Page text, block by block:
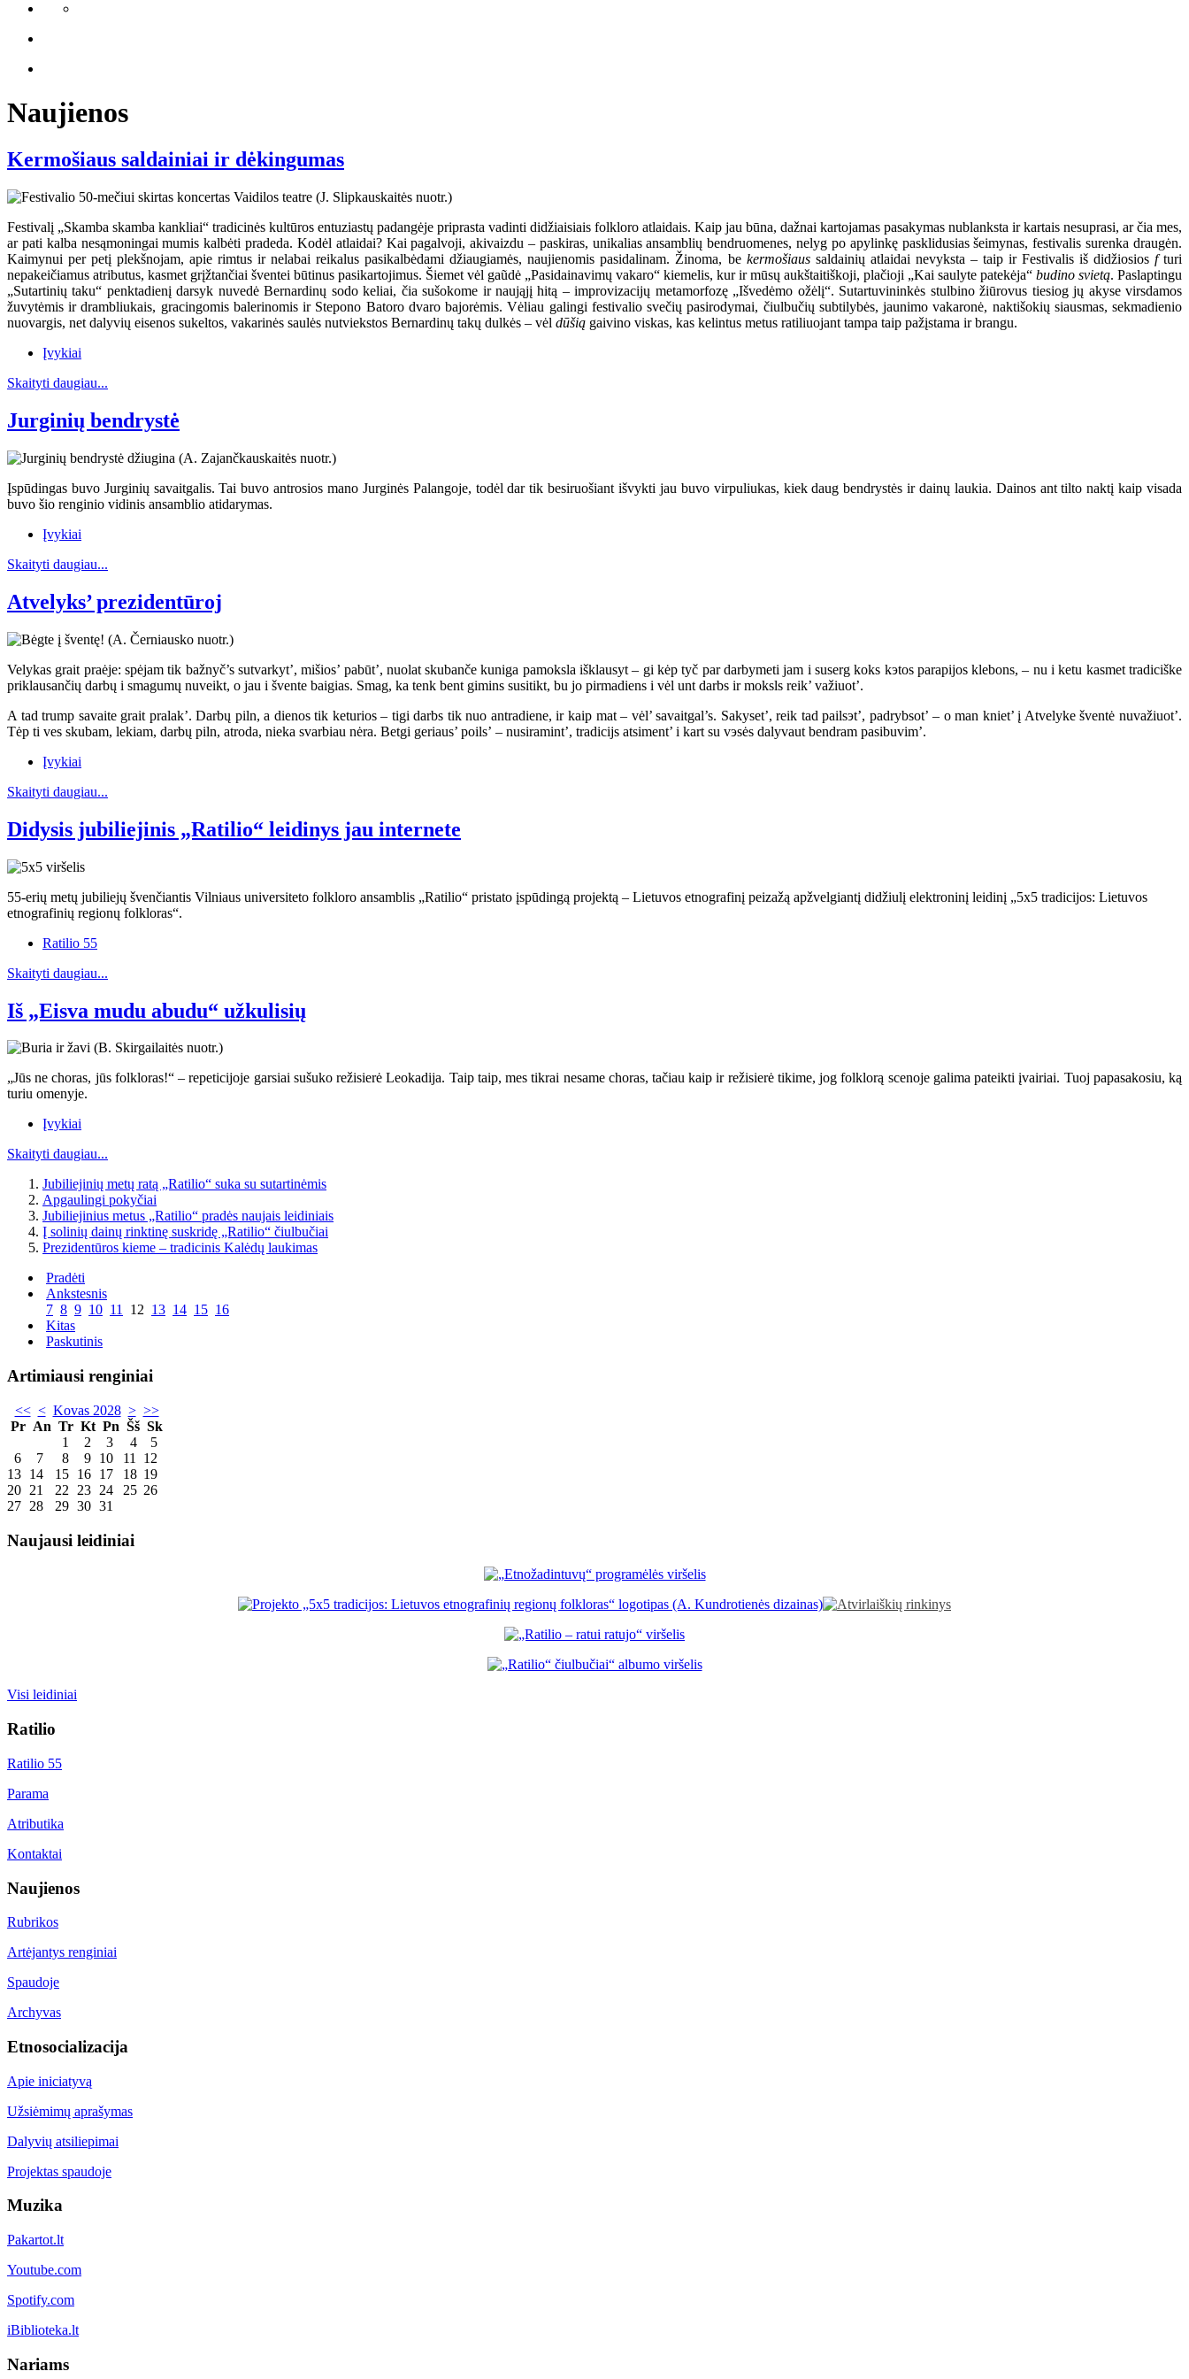
Naujienos
Kermošiaus saldainiai ir dėkingumas
Festivalį „Skamba skamba kankliai“ tradicinės kultūros entuziastų padangėje priprasta vadinti didžiaisiais folkloro atlaidais. Kaip jau būna, dažnai kartojamas pasakymas nublanksta ir kartais nesuprasi, ar čia mes,
ar pati kalba nesąmoningai mumis kalbėti pradeda. Kodėl atlaidai? Kai pagalvoji, akivaizdu – paskiras, unikalias ansamblių bendruomenes, nelyg po apylinkę pasklidusias šeimynas, festivalis surenka draugėn.
Kaimynui per petį plekšnojam, apie rimtus ir nelabai reikalus pasikalbėdami džiaugiamės, naujienomis pasidalinam. Žinoma, be kermošiaussaldainių atlaidai nevyksta – taip ir Festivalis iš didžiosios fturi
nepakeičiamus atributus, kasmet grįžtančiai šventei būtinus pasikartojimus. Šiemet vėl gaũdė „Pasidainavimų vakaro“ kiemelis, kur ir mūsų aukštaitiškoji, plačioji „Kai saulyte patekėja“ budino svietą. Paslaptingu
„Sutartinių taku“ penktadienį darsyk nuvedė Bernardinų sodo keliai, čia sušokome ir naująjį hitą – improvizacijų metamorfozę „Išvedėmo ožėlį“. Sutartuvininkės stulbino žiūrovus tiesiog jų akyse virsdamos
žuvytėmis ir drambliukais, gracingomis balerinomis ir Stepono Batoro dvaro bajorėmis. Vėliau galingi festivalio svečių pasirodymai, čiulbučių subtilybės, jaunimo vakaronė, naktišokių siausmas, sekmadienio
nuovargis, net dalyvių eisenos sukeltos, vakarinės saulės nutviekstos Bernardinų takų dulkės – vėl dūšią gaivino viskas, kas kelintus metus ratiliuojant tampa taip pažįstama ir brangu.
Įvykiai
Skaityti daugiau...
Jurginių bendrystė
Įspūdingas buvo Jurginių savaitgalis. Tai buvo antrosios mano Jurginės Palangoje, todėl dar tik besiruošiant išvykti jau buvo virpuliukas, kiek daug bendrystės ir dainų laukia. Dainos ant tilto naktį kaip visada
buvo šio renginio vidinis ansamblio atidarymas.
Įvykiai
Skaityti daugiau...
Atvelyks’ prezidentūroj
Velykas grait praėje: spėjam tik bažnyč’s sutvarkyt’, mišios’ pabūt’, nuolat skubanče kuniga pamoksla išklausyt – gi kėp tyč par darbymeti jam i suserg koks kэtos parapijos klebons, – nu i ketu kasmet tradiciške
priklausančių darbų i smagumų nuveikt, o jau i švente baigias. Smag, ka tenk bent gimins susitikt, bu jo pirmadiens i vėl unt darbs ir moksls reik’ važiuot’.
A tad trump savaite grait pralak’. Darbų piln, a dienos tik keturios – tigi darbs tik nuo antradiene, ir kaip mat – vėl’ savaitgal’s. Sakyset’, reik tad pailsэt’, padrybsot’ – o man kniet’ į Atvelyke šventė nuvažiuot’.
Tėp ti ves skubam, lekiam, darbų piln, atroda, nieka svarbiau nėra. Betgi geriaus’ poils’ – nusiramint’, tradicijs atsiment’ i kart su vэsės dalyvaut bendram pasibuvim’.
Įvykiai
Skaityti daugiau...
Didysis jubiliejinis „Ratilio“ leidinys jau internete
55-erių metų jubiliejų švenčiantis Vilniaus universiteto folkloro ansamblis „Ratilio“ pristato įspūdingą projektą – Lietuvos etnografinį peizažą apžvelgiantį didžiulį elektroninį leidinį „5x5 tradicijos: Lietuvos
etnografinių regionų folkloras“.
Ratilio 55
Skaityti daugiau...
Iš „Eisva mudu abudu“ užkulisių
„Jūs ne choras, jūs folkloras!“ – repeticijoje garsiai sušuko režisierė Leokadija. Taip taip, mes tikrai nesame choras, tačiau kaip ir režisierė tikime, jog folklorą scenoje galima pateikti įvairiai. Tuoj papasakosiu, ką
turiu omenyje.
Įvykiai
Skaityti daugiau...
Jubiliejinių metų ratą „Ratilio“ suka su sutartinėmis
Apgaulingi pokyčiai
Jubiliejinius metus „Ratilio“ pradės naujais leidiniais
Į solinių dainų rinktinę suskridę „Ratilio“ čiulbučiai
Prezidentūros kieme – tradicinis Kalėdų laukimas
Pradėti
Ankstesnis
7 8 9 10 11 12 13 14 15 16
Kitas
Paskutinis
Artimiausi renginiai
<< < Kovas 2028 > >>
Pr An Tr Kt Pn Šš Sk
1
2 3 4
5
6
7 8 9 10 11
12
13 14 15 16 17 18 19
20 21 22 23 24 25 26
27 28 29 30 31
Naujausi leidiniai
Visi leidiniai
Ratilio
Ratilio 55
Parama
Atributika
Kontaktai
Naujienos
Rubrikos
Artėjantys renginiai
Spaudoje
Archyvas
Etnosocializacija
Apie iniciatyvą
Užsiėmimų aprašymas
Dalyvių atsiliepimai
Projektas spaudoje
Muzika
Pakartot.lt
Youtube.com
Spotify.com
iBiblioteka.lt
Nariams